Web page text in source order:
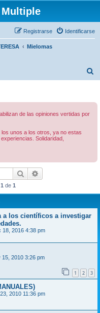
Multiple
Identificarse
Registrarse
Mielomas
de las opiniones vertidas por
unos a los otros, ya no estas
Solidaridad,
Buscar
1 de 1
a los científicos a investigar
18, 2016 4:38 pm
15, 2010 3:26 pm
1 2 3
2010 11:36 pm